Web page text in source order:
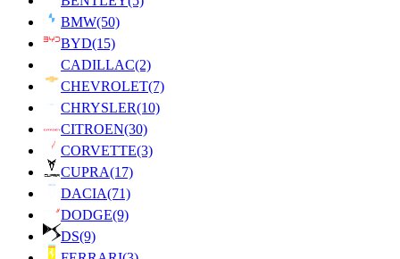
BMW(50)
BYD(15)
CADILLAC(2)
CHEVROLET(7)
CHRYSLER(10)
CITROEN(30)
CORVETTE(3)
CUPRA(17)
DACIA(71)
DODGE(9)
DS(9)